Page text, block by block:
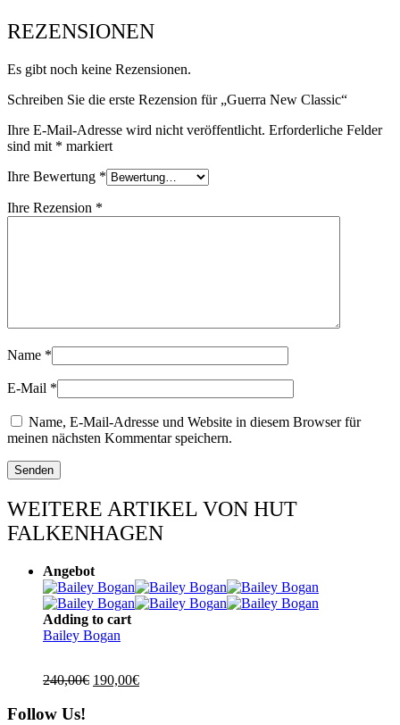
REZENSIONEN
Es gibt noch keine Rezensionen.
Schreiben Sie die erste Rezension für „Guerra New Classic“
Ihre E-Mail-Adresse wird nicht veröffentlicht. Erforderliche Felder
sind mit * markiert
Ihre Bewertung *
Ihre Rezension *
Name *
E-Mail *
Name, E-Mail-Adresse und Website in diesem Browser für
meinen nächsten Kommentar speichern.
WEITERE ARTIKEL VON HUT
FALKENHAGEN
Angebot
Adding to cart
Bailey Bogan
240,00€ Ursprünglicher
190,00€Aktueller
Follow Us!